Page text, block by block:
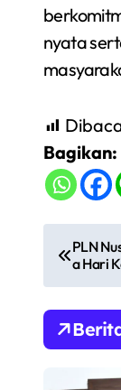
nyata
Bagikan:
N
a
v
i
PLN
a Hari